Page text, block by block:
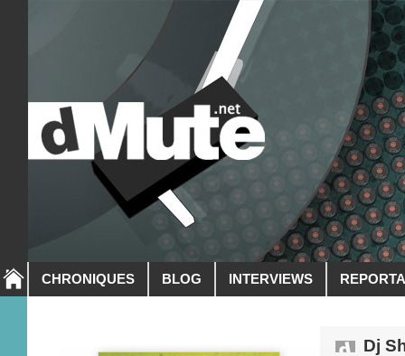
CHRONIQUES BLOG INTERVIEWS
Dj